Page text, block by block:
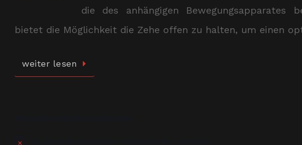
die des anhängigen Bewegungsapparates
bietet die Möglichkeit die Zehe offen zu halten, um einen
weiter lesen